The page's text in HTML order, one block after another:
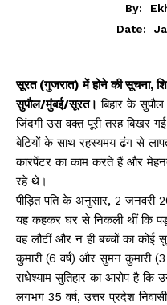
By:
Date:
सूरत (गुजरात) में होने की सूचना,
सुपौल/मुंबई/सूरत। बिहार के सुपौल
जिंदगी उस वक्त पूरी तरह बिखर
बेटियों के साथ रहस्यमय ढंग से
कारपेंटर का काम करते हैं और
रहे थे।
पीड़ित पति के अनुसार, 2 जनवरी
यह कहकर घर से निकली थीं कि
वह लौटीं और न ही बच्चों का कोई
कुमारी (6 वर्ष) और सुमन कुमारी (3
राधेश्याम सुतिहार का आरोप है कि
लगभग 35 वर्ष, उत्तर प्रदेश